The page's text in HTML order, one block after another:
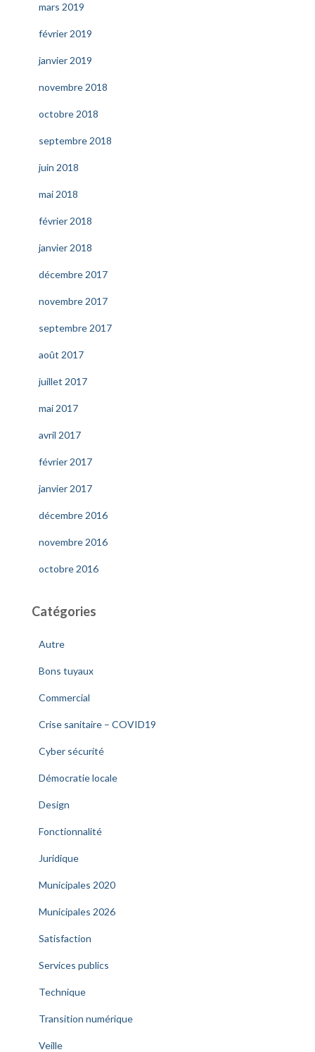
mars 2019
février 2019
janvier 2019
novembre 2018
octobre 2018
septembre 2018
juin 2018
mai 2018
février 2018
janvier 2018
décembre 2017
novembre 2017
septembre 2017
août 2017
juillet 2017
mai 2017
avril 2017
février 2017
janvier 2017
décembre 2016
novembre 2016
octobre 2016
Catégories
Autre
Bons tuyaux
Commercial
Crise sanitaire – COVID19
Cyber sécurité
Démocratie locale
Design
Fonctionnalité
Juridique
Municipales 2020
Municipales 2026
Satisfaction
Services publics
Technique
Transition numérique
Veille